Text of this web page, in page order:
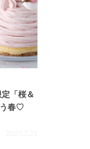
「桜＆
う春♡
2020.2.21